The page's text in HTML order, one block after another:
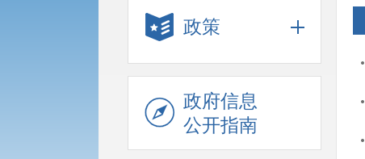
政策
政府信息
公开指南